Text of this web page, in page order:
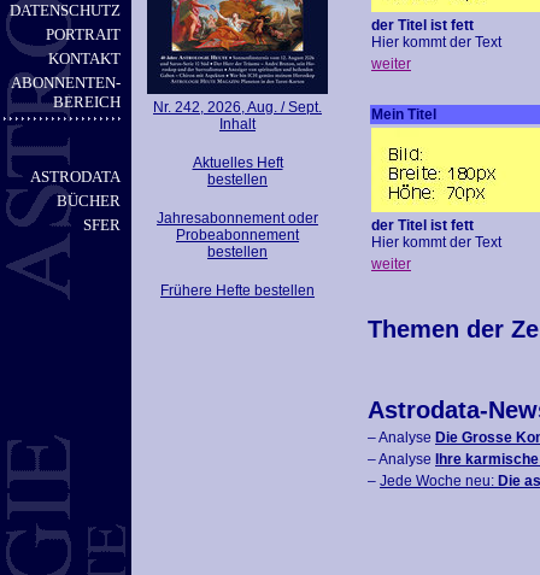
DATENSCHUTZ
PORTRAIT
KONTAKT
ABONNENTEN-
BEREICH
ASTRODATA
BÜCHER
SFER
Nr. 242, 2026, Aug. / Sept.
Inhalt
Aktuelles Heft
bestellen
Jahresabonnement oder
Probeabonnement
bestellen
Frühere Hefte bestellen
der Titel ist fett
Hier kommt der Text
weiter
Mein Titel
der Titel ist fett
Hier kommt der Text
weiter
Themen der
Astrodata-
– Analyse Die Grosse
– Analyse
Ihre
– Jede Woche neu: Die